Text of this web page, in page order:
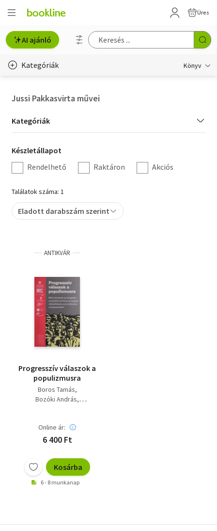
Üres
AI ajánló
Kategóriák Könyv
Hobbi, szabadidő
Irodalom
Művészet
Szakkönyv
Tankönyv, segédkönyv
Társadalomtudomány
Természettudomány
Történelem
Jussi Pakkasvirta művei
Kategória
szűrés
Kategóriák
Készletállapot
szűrés
Készletállapot
Rendelhető
Raktáron Akciós
Találatok száma: 1
Eladott darabszám szerint
ANTIKVÁR
Progresszív válaszok a
populizmusra
Boros Tamás
Bozóki András
Chloé Morin
Jussi Pakkasvirta
Online ár:
6 400 Ft
Kosárba
6 - 8 munkanap